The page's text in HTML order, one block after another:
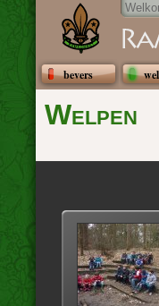
bevers
Welpen